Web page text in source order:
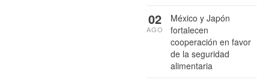
México y Japón
fortalecen
cooperación en favor
de la seguridad
alimentaria
02
AGO